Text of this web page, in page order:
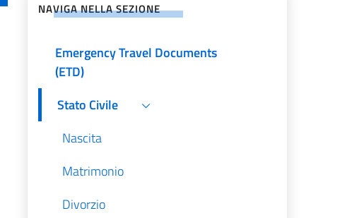
NAVIGA NELLA SEZIONE
Passaporti
Emergency Travel Documents
(ETD)
Stato Civile
Nascita
Matrimonio
Divorzio